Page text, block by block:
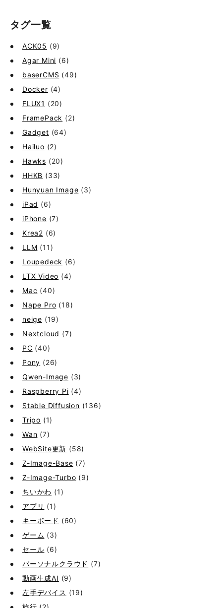
タグ一覧
ACK05 (9)
Agar Mini (6)
baserCMS (49)
Docker (4)
FLUX1 (20)
FramePack (2)
Gadget (64)
Hailuo (2)
Hawks (20)
HHKB (33)
Hunyuan Image (3)
iPad (6)
iPhone (7)
Krea2 (6)
LLM (11)
Loupedeck (6)
LTX Video (4)
Mac (40)
Nape Pro (18)
neige (19)
Nextcloud (7)
PC (40)
Pony (26)
Qwen-Image (3)
Raspberry Pi (4)
Stable Diffusion (136)
Tripo (1)
Wan (7)
WebSite更新 (58)
Z-Image-Base (7)
Z-Image-Turbo (9)
ちいかわ (1)
アプリ (1)
キーボード (60)
ゲーム (3)
セール (6)
パーソナルクラウド (7)
動画生成AI (9)
左手デバイス (19)